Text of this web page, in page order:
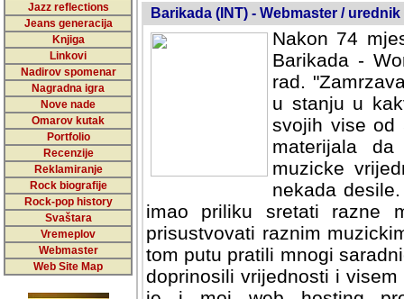
Jazz reflections
Jeans generacija
Knjiga
Linkovi
Nadirov spomenar
Nagradna igra
Nove nade
Omarov kutak
Portfolio
Recenzije
Reklamiranje
Rock biografije
Rock-pop history
Svaštara
Vremeplov
Webmaster
Web Site Map
Barikada (INT) - Webmaster / urednik
Nakon 74
Barikada -
rad.
u stanju u
svojih vise od
materijala
muzicke
nekada
imao priliku sretati razne
prisustvovati raznim
tom putu pratili mnogi
doprinosili vrijednosti i